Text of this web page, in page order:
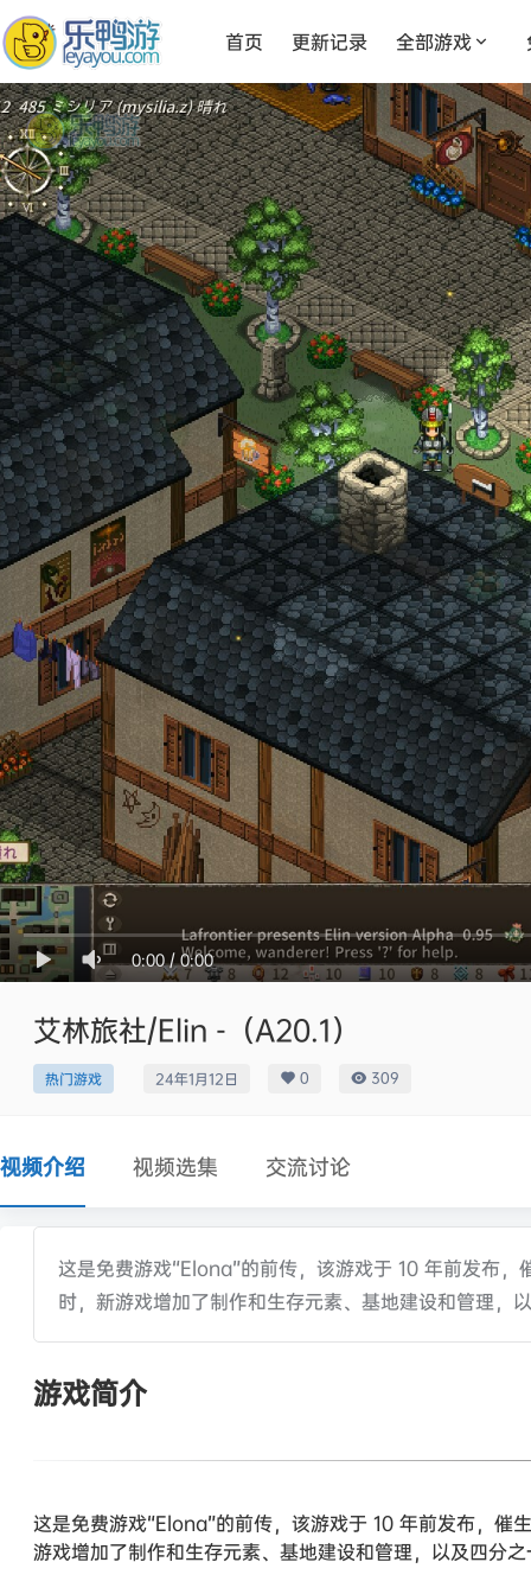
首页 更新记录 全部游戏
0:00/0:00
艾林旅社/Elin -（A20.1）
热门游戏 24年1月12日 0 309
视频介绍 视频选集 交流讨论
这是免费游戏“Elona”的前传，该游戏于 10 年前发布
时，新游戏增加了制作和生存元素、基地建设和管理，
游戏简介
这是免费游戏“Elona”的前传，该游戏于 10 年前发布，
游戏增加了制作和生存元素、基地建设和管理，以及四分